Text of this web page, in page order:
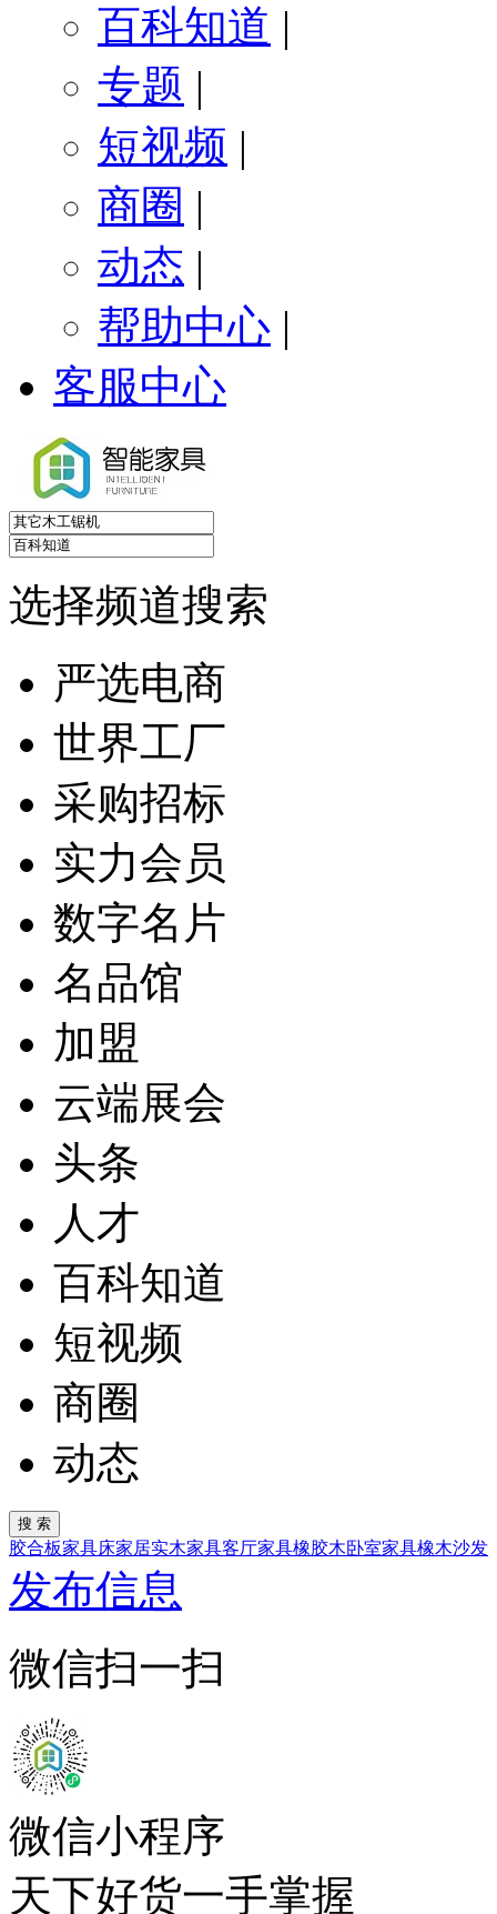
百科知道 |
专题 |
短视频 |
商圈 |
动态 |
帮助中心 |
客服中心
选择频道搜索
严选电商
世界工厂
采购招标
实力会员
数字名片
名品馆
加盟
云端展会
头条
人才
百科知道
短视频
商圈
动态
胶合板家具床家居实木家具客厅家具橡胶木卧室家具橡木沙发
发布信息
微信扫一扫
微信小程序
天下好货一手掌握